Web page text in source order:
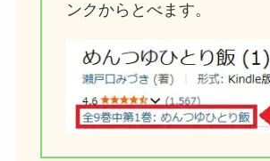
ンクからとべます。